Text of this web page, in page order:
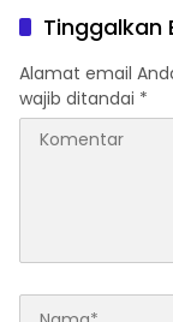
Tinggalkan
Alamat email
wajib ditandai *